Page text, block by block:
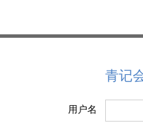
青记
用户名